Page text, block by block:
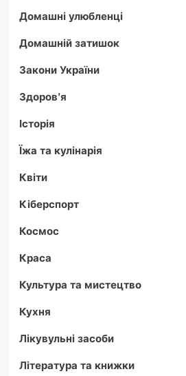
Домашні улюбленці
Домашній затишок
Закони України
Здоров'я
Історія
Їжа та кулінарія
Квіти
Кіберспорт
Космос
Краса
Культура та мистецтво
Кухня
Лікувульні засоби
Література та книжки